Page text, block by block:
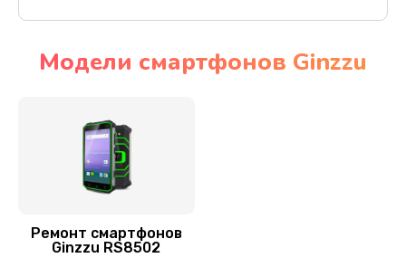
Модели смартфонов Ginzzu
Ремонт смартфонов
Ginzzu RS8502